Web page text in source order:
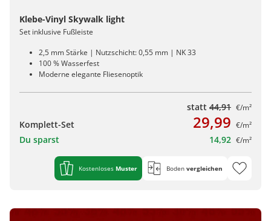
Klebe-Vinyl Skywalk light
Set inklusive Fußleiste
2,5 mm Stärke | Nutzschicht: 0,55 mm | NK 33
100 % Wasserfest
Moderne elegante Fliesenoptik
statt 44,91 €/m²
Komplett-Set 29,99 €/m²
Du sparst 14,92 €/m²
Kostenloses Muster Boden vergleichen